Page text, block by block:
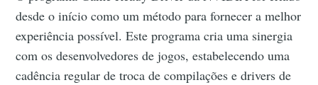
desde o início como um método para fornecer a melhor
experiência possível. Este programa cria uma sinergia
com os desenvolvedores de jogos, estabelecendo uma
cadência regular de troca de compilações e drivers de